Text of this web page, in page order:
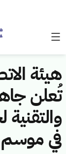
هيئة
تُعلن
في موسم حج